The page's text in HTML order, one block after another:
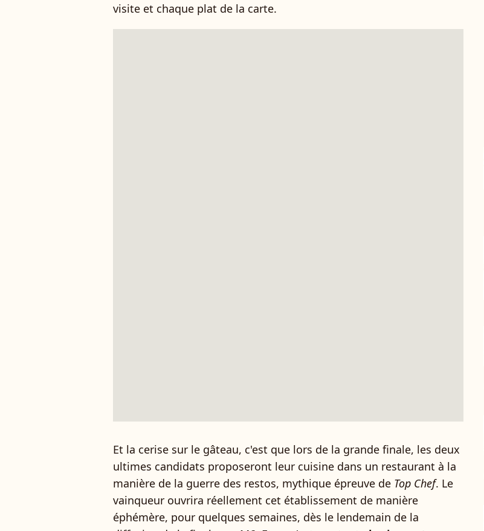
visite et chaque plat de la carte.
Et la cerise sur le gâteau, c'est que lors de la grande finale, les deux
ultimes candidats proposeront leur cuisine dans un restaurant à la
manière de la guerre des restos, mythique épreuve de Top Chef. Le
vainqueur ouvrira réellement cet établissement de manière
éphémère, pour quelques semaines, dès le lendemain de la